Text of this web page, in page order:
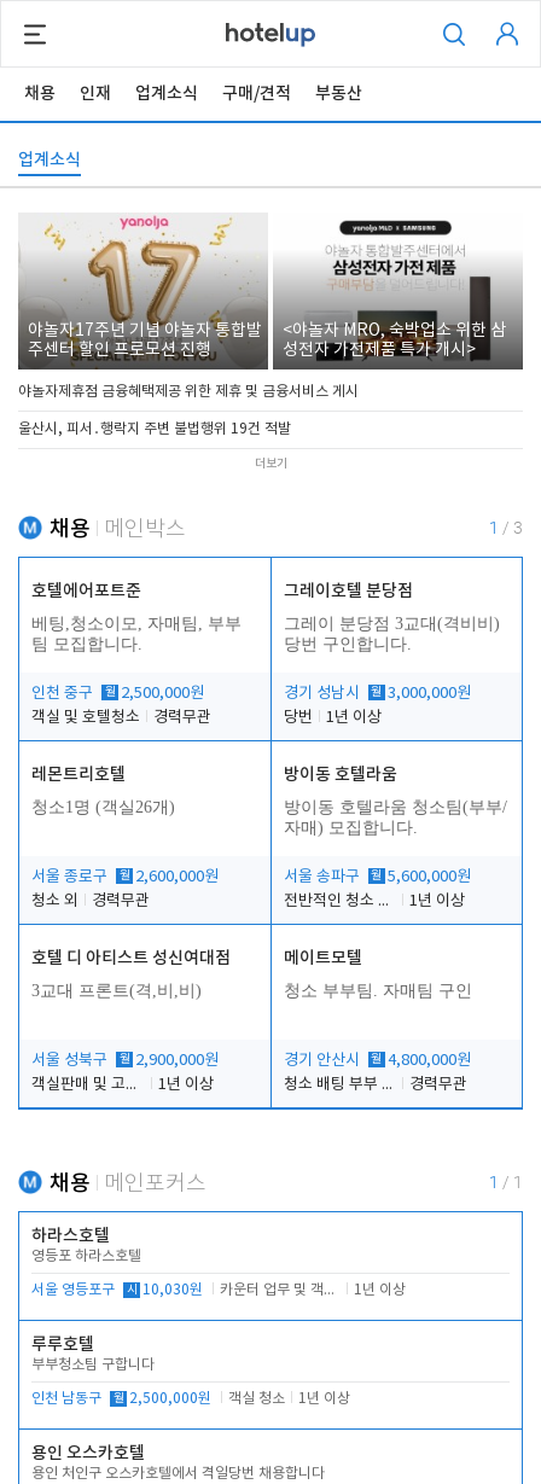
채용 인재 업계소식 구매/견적 부동산
업계소식
야놀자17주년 기념 야놀자 통합발
주센터 할인 프로모션 진행
<야놀자 MRO, 숙박업소 위한 삼
성전자 가전제품 특가 개시>
야놀자제휴점 금융혜택제공 위한 제휴 및 금융서비스 게시
울산시, 피서․행락지 주변 불법행위 19건 적발
더보기
채용 메인박스 1 / 3
호텔에어포트준
베팅,청소이모, 자매팀, 부부
팀 모집합니다.
인천 중구 월 2,500,000원
객실 및 호텔청소
경력무관
그레이호텔 분당점
그레이 분당점 3교대(격비비)
당번 구인합니다.
경기 성남시 월 3,000,000원
당번
1년 이상
레몬트리호텔
청소1명 (객실26개)
서울 종로구 월 2,600,000원
청소 외
경력무관
방이동 호텔라움
방이동 호텔라움 청소팀(부부/
자매) 모집합니다.
서울 송파구 월 5,600,000원
전반적인 청소 업무(객실청소.객실정리)
1년 이상
호텔 디 아티스트 성신여대점
3교대 프론트(격,비,비)
서울 성북구 월 2,900,000원
객실판매 및 고객응대
1년 이상
메이트모텔
청소 부부팀. 자매팀 구인
경기 안산시 월 4,800,000원
청소 배팅 부부 구합니다
경력무관
채용 메인포커스 1 / 1
하라스호텔
영등포 하라스호텔
서울 영등포구 시 10,030원 카운터 업무 및 객실관리(청소상태 확인, 객실판매) 1년 이상
루루호텔
부부청소팀 구합니다
인천 남동구 월 2,500,000원 객실 청소 1년 이상
용인 오스카호텔
용인 처인구 오스카호텔에서 격일당번 채용합니다